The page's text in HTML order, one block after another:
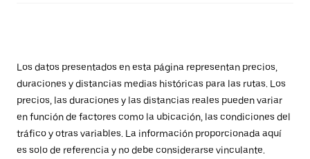
Los datos presentados en esta página representan precios,
duraciones y distancias medias históricas para las rutas. Los
precios, las duraciones y las distancias reales pueden variar
en función de factores como la ubicación, las condiciones del
tráfico y otras variables. La información proporcionada aquí
es solo de referencia y no debe considerarse vinculante.